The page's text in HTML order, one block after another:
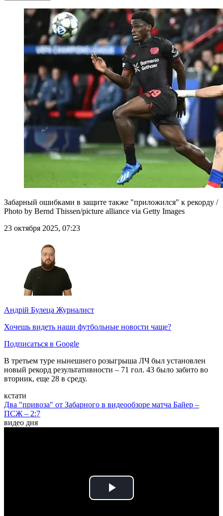
Забарный ошибками в защите также "приложился" к рекорду /
Photo by Bernd Thissen/picture alliance via Getty Images
23 октября 2025, 07:23
Андрій Булеца Журналист
Хочешь видеть наши футбольные новости чаще?
Подписаться в Google
В третьем туре нынешнего розыгрыша ЛЧ был установлен
новый рекорд результативности – 71 гол. 43 было забито во
вторник, еще 28 в среду.
кстати
Два "привоза" от Забарного в видеообзоре матча Байер –
ПСЖ – 2:7
видео дня
Play